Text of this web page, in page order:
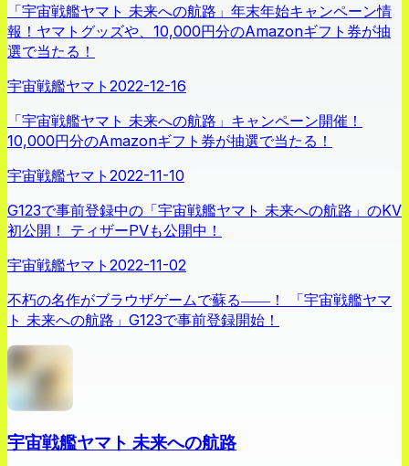
「宇宙戦艦ヤマト 未来への航路」年末年始キャンペーン情
報！ヤマトグッズや、10,000円分のAmazonギフト券が抽
選で当たる！
宇宙戦艦ヤマト 2022-12-16
「宇宙戦艦ヤマト 未来への航路」キャンペーン開催！
10,000円分のAmazonギフト券が抽選で当たる！
宇宙戦艦ヤマト 2022-11-10
G123で事前登録中の「宇宙戦艦ヤマト 未来への航路」のKV
初公開！ ティザーPVも公開中！
宇宙戦艦ヤマト 2022-11-02
不朽の名作がブラウザゲームで蘇る――！ 「宇宙戦艦ヤマ
ト 未来への航路」G123で事前登録開始！
宇宙戦艦ヤマト 未来への航路